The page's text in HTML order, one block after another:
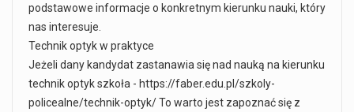
podstawowe informacje o konkretnym kierunku nauki, który
nas interesuje.
Technik optyk w praktyce
Jeżeli dany kandydat zastanawia się nad nauką na kierunku
technik optyk szkoła - https://faber.edu.pl/szkoly-
policealne/technik-optyk/ To warto jest zapoznać się z